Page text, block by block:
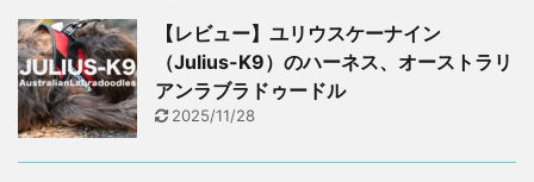
【レビュー】ユリウスケーナイン
（Julius-K9）のハーネス、オーストラリ
アンラブラドゥードル
2025/11/28